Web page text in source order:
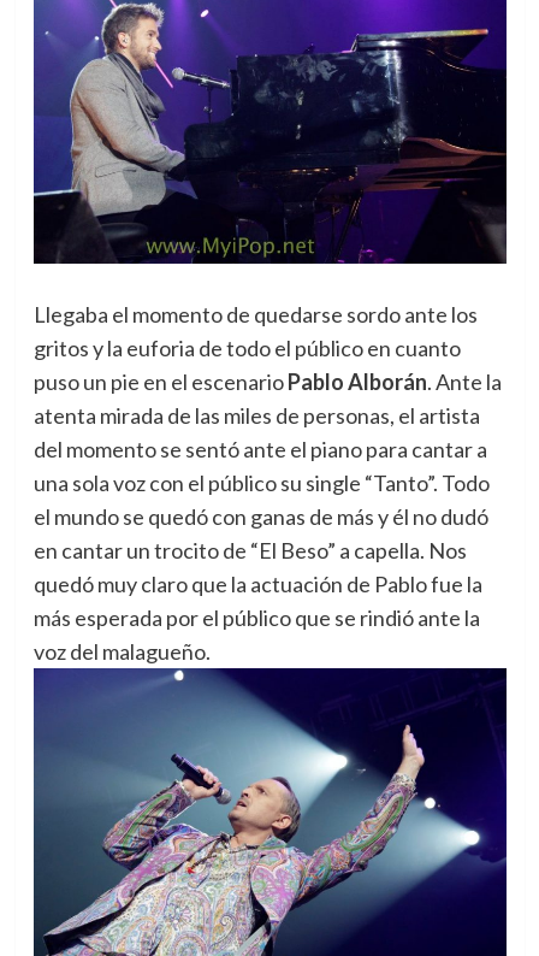
Llegaba el momento de quedarse sordo ante los
gritos y la euforia de todo el público en cuanto
puso un pie en el escenarioPablo Alborán. Ante la
atenta mirada de las miles de personas, el artista
del momento se sentó ante el piano para cantar a
una sola voz con el público su single “Tanto”. Todo
el mundo se quedó con ganas de más y él no dudó
en cantar un trocito de “El Beso” a capella. Nos
quedó muy claro que la actuación de Pablo fue la
más esperada por el público que se rindió ante la
voz del malagueño.